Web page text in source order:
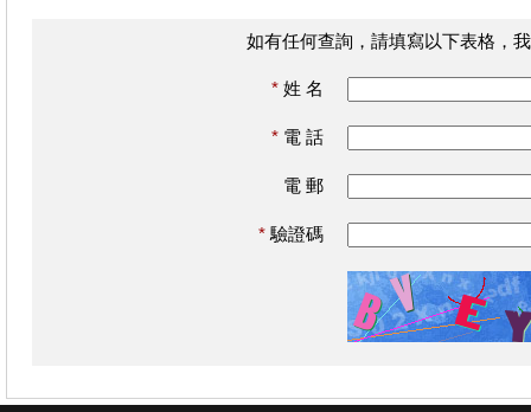
如有任何查詢，請填寫以下表格，
*姓 名
*電 話
電 郵
*驗證碼